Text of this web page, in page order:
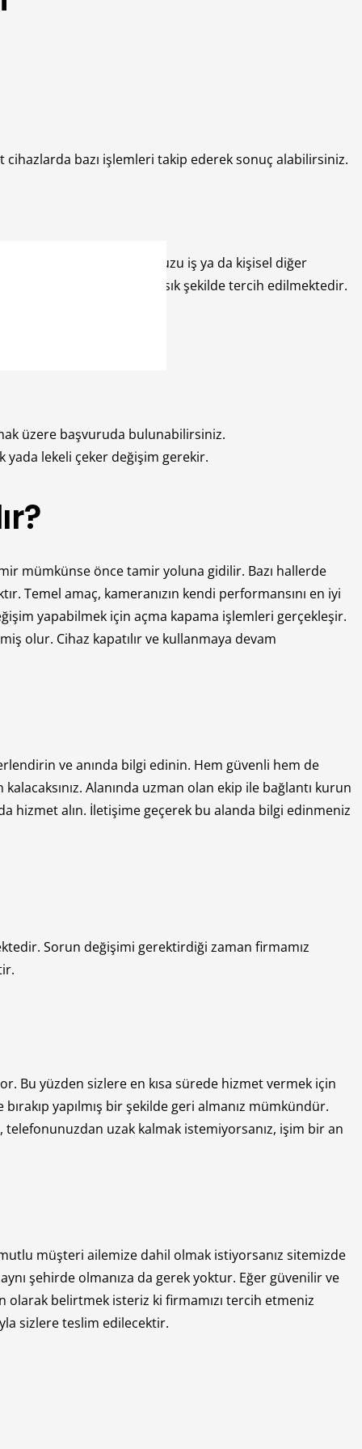
cihazlarda bazı işlemleri takip ederek sonuç alabilirsiniz.
çekiyorsanız, telefonunuzu iş ya da kişisel diğer
göre daha iyidir ve sık şekilde tercih edilmektedir.
üzere başvuruda bulunabilirsiniz.
yada lekeli çeker değişim gerekir.
mümkünse önce tamir yoluna gidilir. Bazı hallerde
Temel amaç, kameranızın kendi performansını en iyi
yapabilmek için açma kapama işlemleri gerçekleşir.
olur. Cihaz kapatılır ve kullanmaya devam
ve anında bilgi edinin. Hem güvenli hem de
Alanında uzman olan ekip ile bağlantı kurun
hizmet alın. İletişime geçerek bu alanda bilgi edinmeniz
Sorun değişimi gerektirdiği zaman firmamız
Bu yüzden sizlere en kısa sürede hizmet vermek için
yapılmış bir şekilde geri almanız mümkündür.
telefonunuzdan uzak kalmak istemiyorsanız, işim bir an
müşteri ailemize dahil olmak istiyorsanız sitemizde
şehirde olmanıza da gerek yoktur. Eğer güvenilir ve
olarak belirtmek isteriz ki firmamızı tercih etmeniz
sizlere teslim edilecektir.